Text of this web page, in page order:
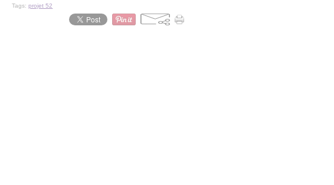
Tags:projet 52